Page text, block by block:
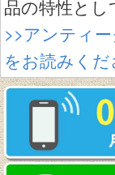
品の特性とし
>>アンティ
をお読みくだ